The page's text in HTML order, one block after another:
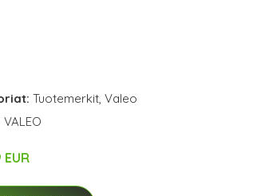
Tuotemerkit, Valeo
VALEO
EUR